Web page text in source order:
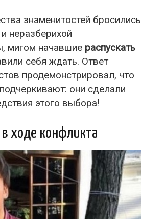
знаменитостей бросились
неразберихой
мигом начавшие распускать
себя ждать. Ответ
продемонстрировал, что
они сделали
этого выбора!
ходе конфликта